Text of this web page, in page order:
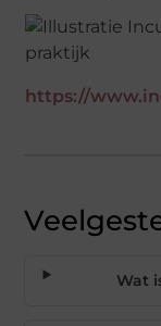
https://
Wat